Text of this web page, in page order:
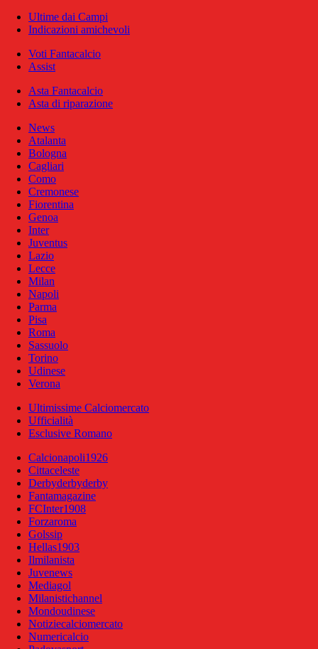
Ultime dai Campi
Indicazioni amichevoli
Voti Fantacalcio
Assist
Asta Fantacalcio
Asta di riparazione
News
Atalanta
Bologna
Cagliari
Como
Cremonese
Fiorentina
Genoa
Inter
Juventus
Lazio
Lecce
Milan
Napoli
Parma
Pisa
Roma
Sassuolo
Torino
Udinese
Verona
Ultimissime Calciomercato
Ufficialità
Esclusive Romano
Calcionapoli1926
Cittaceleste
Derbyderbyderby
Fantamagazine
FCInter1908
Forzaroma
Golssip
Hellas1903
Ilmilanista
Juvenews
Mediagol
Milanistichannel
Mondoudinese
Notiziecalciomercato
Numericalcio